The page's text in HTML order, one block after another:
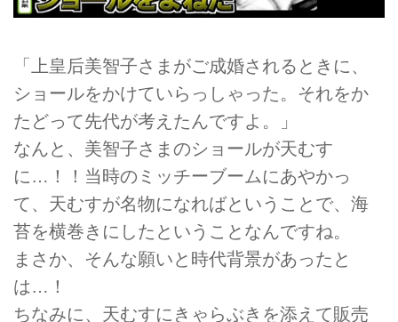
「上皇后美智子さまがご成婚されるときに、
ショールをかけていらっしゃった。それをか
たどって先代が考えたんですよ。」
なんと、美智子さまのショールが天むす
に…！！当時のミッチーブームにあやかっ
て、天むすが名物になればということで、海
苔を横巻きにしたということなんですね。
まさか、そんな願いと時代背景があったと
は…！
ちなみに、天むすにきゃらぶきを添えて販売